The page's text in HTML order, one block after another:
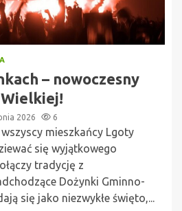
– nowoczesny
2026 6
mieszkańcy Lgoty
się wyjątkowego
tradycję z
Dożynki Gminno-
się jako niezwykłe święto,...